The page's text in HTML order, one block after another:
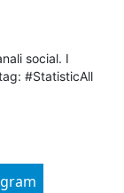
social. I
#StatisticAll